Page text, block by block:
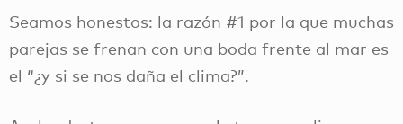
Seamos honestos: la razón #1 por la que muchas
parejas se frenan con una boda frente al mar es
el “¿y si se nos daña el clima?”.